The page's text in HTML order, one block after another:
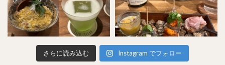
さらに読み込む Instagram でフォロー